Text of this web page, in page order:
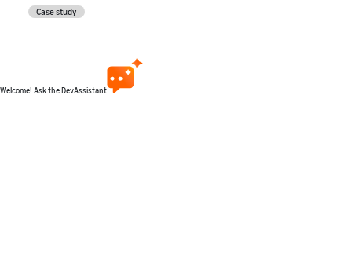
Case study
Welcome! Ask the DevAssistant